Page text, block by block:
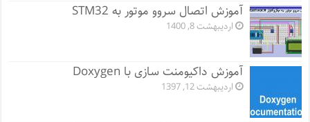
آموزش اتصال سروو موتور به STM32
اردیبهشت 8, 1400
آموزش داکیومنت سازی با Doxygen
اردیبهشت 12, 1397